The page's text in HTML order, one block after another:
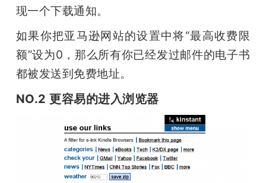
现一个下载通知。
如果你把亚马逊网站的设置中将“最高收费限
额”设为0，那么所有你已经发过邮件的电子书
都被发送到免费地址。
NO.2 更容易的进入浏览器